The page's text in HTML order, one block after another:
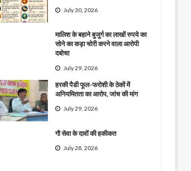
July 30, 2026
मालिश के बहाने बुजुर्ग का लाखों रुपये का
सोने का कड़ा चोरी करने वाला आरोपी
दबोचा
July 29, 2026
हरकी पैडी फूल-फरोशी के ठेकों में
अनियमितता का आरोप, जांच की मांग
July 29, 2026
गौ सेवा के दावों की हकीकत
July 28, 2026